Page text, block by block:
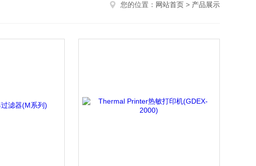
您的位置： 网站首页 > 产品展示